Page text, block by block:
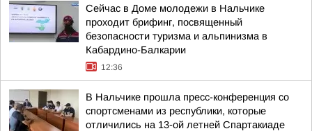
Сейчас в Доме молодежи в Нальчике
проходит брифинг, посвященный
безопасности туризма и альпинизма в
Кабардино-Балкарии
12:36
В Нальчике прошла пресс-конференция со
спортсменами из республики, которые
отличились на 13-ой летней Спартакиаде